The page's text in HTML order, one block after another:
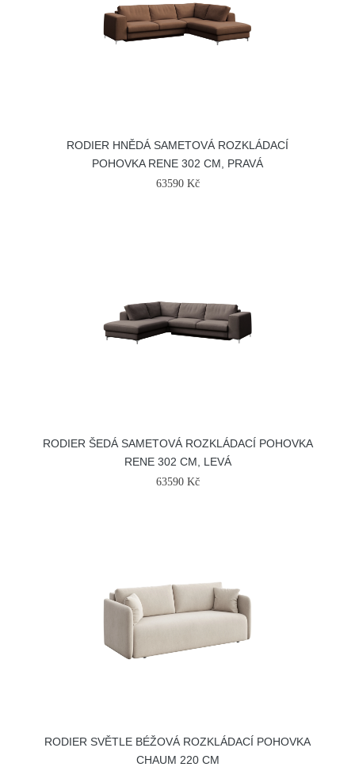
RODIER HNĚDÁ SAMETOVÁ ROZKLÁDACÍ
POHOVKA RENE 302 CM, PRAVÁ
63590 Kč
RODIER ŠEDÁ SAMETOVÁ ROZKLÁDACÍ POHOVKA
RENE 302 CM, LEVÁ
63590 Kč
RODIER SVĚTLE BÉŽOVÁ ROZKLÁDACÍ POHOVKA
CHAUM 220 CM